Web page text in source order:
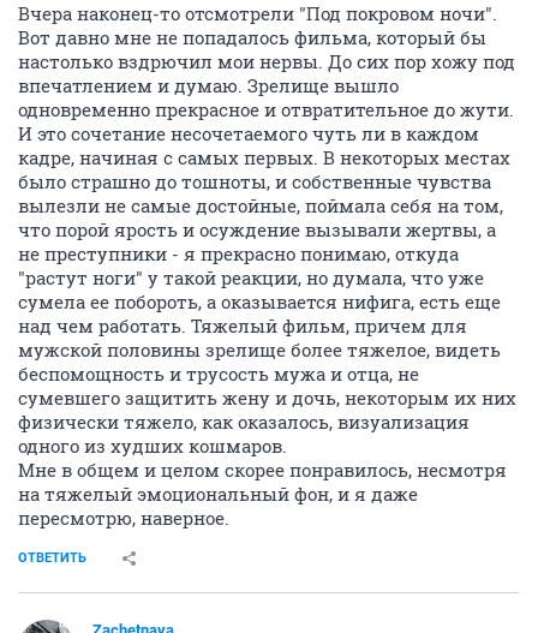
Вчера наконец-то отсмотрели "Под покровом ночи".
Вот давно мне не попадалось фильма, который бы
настолько вздрючил мои нервы. До сих пор хожу под
впечатлением и думаю. Зрелище вышло
одновременно прекрасное и отвратительное до жути.
И это сочетание несочетаемого чуть ли в каждом
кадре, начиная с самых первых. В некоторых местах
было страшно до тошноты, и собственные чувства
вылезли не самые достойные, поймала себя на том,
что порой ярость и осуждение вызывали жертвы, а
не преступники - я прекрасно понимаю, откуда
"растут ноги" у такой реакции, но думала, что уже
сумела ее побороть, а оказывается нифига, есть еще
над чем работать. Тяжелый фильм, причем для
мужской половины зрелище более тяжелое, видеть
беспомощность и трусость мужа и отца, не
сумевшего защитить жену и дочь, некоторым их них
физически тяжело, как оказалось, визуализация
одного из худших кошмаров.
Мне в общем и целом скорее понравилось, несмотря
на тяжелый эмоциональный фон, и я даже
пересмотрю, наверное.
ОТВЕТИТЬ